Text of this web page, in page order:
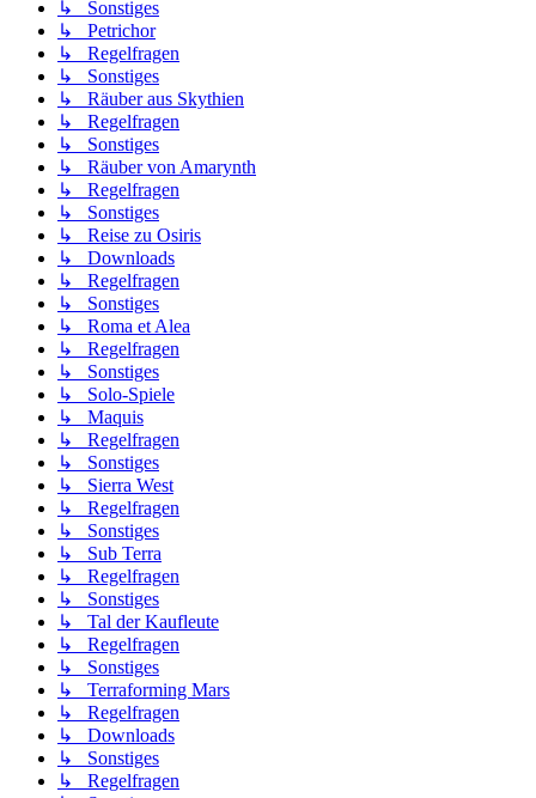
↳ Sonstiges
↳ Petrichor
↳ Regelfragen
↳ Sonstiges
↳ Räuber aus Skythien
↳ Regelfragen
↳ Sonstiges
↳ Räuber von Amarynth
↳ Regelfragen
↳ Sonstiges
↳ Reise zu Osiris
↳ Downloads
↳ Regelfragen
↳ Sonstiges
↳ Roma et Alea
↳ Regelfragen
↳ Sonstiges
↳ Solo-Spiele
↳ Maquis
↳ Regelfragen
↳ Sonstiges
↳ Sierra West
↳ Regelfragen
↳ Sonstiges
↳ Sub Terra
↳ Regelfragen
↳ Sonstiges
↳ Tal der Kaufleute
↳ Regelfragen
↳ Sonstiges
↳ Terraforming Mars
↳ Regelfragen
↳ Downloads
↳ Sonstiges
↳ Regelfragen